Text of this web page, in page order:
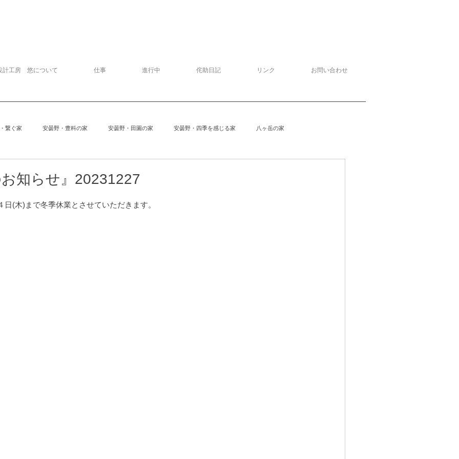
計工房 悠について 仕事 進行中 侘助日記 リンク お問い合わせ
繋ぐ家 安曇野・豊科の家 安曇野・田園の家 安曇野・四季を感じる家 八ヶ岳の家
安曇野の家６ Kさんの家 ぱおぱお
お知らせ』20231227
日(木)まで冬季休業とさせていただきます。